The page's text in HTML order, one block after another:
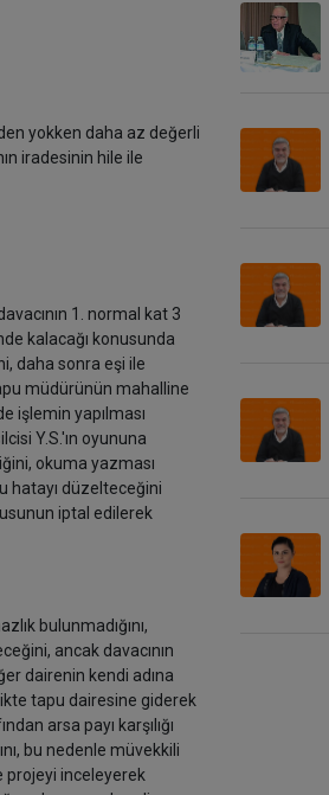
yokken daha az değerli
iradesinin hile ile
1. normal kat 3
kalacağı konusunda
daha sonra eşi ile
müdürünün mahalline
işlemin yapılması
Y.S.'ın oyununa
okuma yazması
hatayı düzelteceğini
iptal edilerek
bulunmadığını,
ancak davacının
dairenin kendi adına
tapu dairesine giderek
arsa payı karşılığı
bu nedenle müvekkili
projeyi inceleyerek